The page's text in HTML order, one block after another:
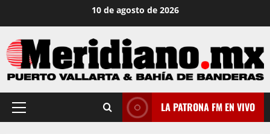
contenido
10 de agosto de 2026
Menú
LA PATRONA FM EN VIVO